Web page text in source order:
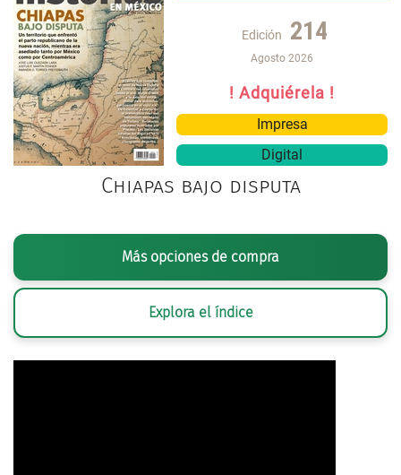
Edición 214
Agosto 2026
! Adquiérela !
Impresa
Digital
Chiapas bajo disputa
Más opciones de compra
Explora el índice